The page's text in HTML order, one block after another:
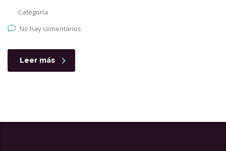
Categoría
No hay comentarios
Leer más